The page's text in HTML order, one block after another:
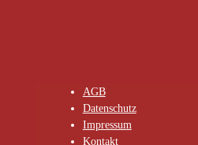
AGB
Datenschutz
Impressum
Kontakt